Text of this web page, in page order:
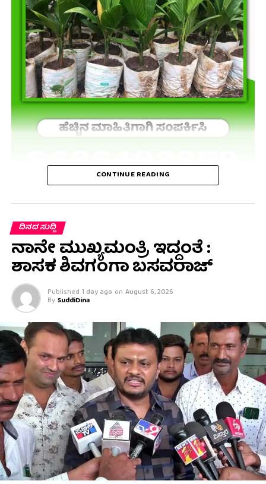
CONTINUE READING
ದಿನದ ಸುದ್ದಿ
ನಾನೇ ಮುಖ್ಯಮಂತ್ರಿ ಇದ್ದಂತೆ :
ಶಾಸಕ ಶಿವಗಂಗಾ ಬಸವರಾಜ್
Published 1 day ago on August 6, 2026
By SuddiDina